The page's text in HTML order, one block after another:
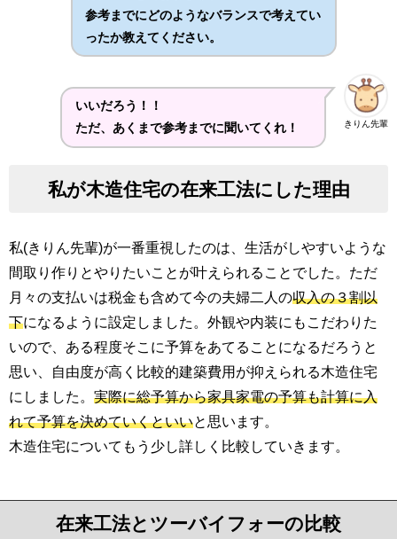
参考までにどのようなバランスで考えてい
ったか教えてください。
きりん先輩
いいだろう！！
ただ、あくまで参考までに聞いてくれ！
私が木造住宅の在来工法にした理由
私(きりん先輩)が一番重視したのは、生活がしやすいような
間取り作りとやりたいことが叶えられることでした。ただ
月々の支払いは税金も含めて今の夫婦二人の収入の３割以
下になるように設定しました。外観や内装にもこだわりた
いので、ある程度そこに予算をあてることになるだろうと
思い、自由度が高く比較的建築費用が抑えられる木造住宅
にしました。 実際に総予算から家具家電の予算も計算に入
れて予算を決めていくといいと思います。
木造住宅についてもう少し詳しく比較していきます。
在来工法とツーバイフォーの比較